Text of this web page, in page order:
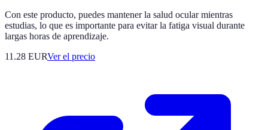
Con este producto, puedes mantener la salud ocular mientras
estudias, lo que es importante para evitar la fatiga visual durante
largas horas de aprendizaje.
11.28 EURVer el precio